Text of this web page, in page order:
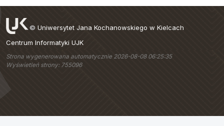
© Uniwersytet Jana Kochanowskiego w Kielcach
Centrum Informatyki UJK
Strona wygenerowana automatycznie 2026-08-08 06:25:35
Wyświetleń strony: 755096